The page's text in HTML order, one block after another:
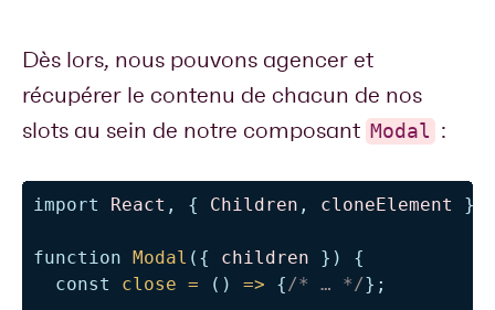
Dès lors, nous pouvons agencer et
récupérer le contenu de chacun de nos
slots au sein de notre composant Modal :
import React , { Children , cloneElement }
function Modal ( { children } )
{
const
close = ( ) => {/* … */} ;